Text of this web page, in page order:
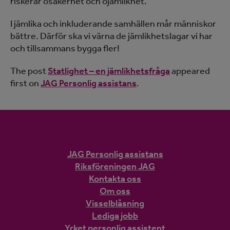
I jämlika och inkluderande samhällen mår människor
bättre. Därför ska vi värna de jämlikhetslagar vi har
och tillsammans bygga fler!
The postStatlighet – en jämlikhetsfrågaappeared
first onJAG Personlig assistans.
JAG Personlig assistans
Riksföreningen JAG
Kontakta oss
Om oss
Visselblåsning
Lediga jobb